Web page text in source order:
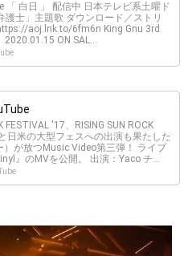
「 白日 」 配信中 日本テレビ系土曜ド
護士」主題歌 ダウンロード／ストリ
aoj.lnk.to/6fm6n King Gnu 3rd
2020.01.15 ON SAL...
FESTIVAL '17、RISING SUN ROCK
日米の大型フェスへの出演も果たした
）が放つMusic Video第三弾！ ライブ
』のMVを公開。 出演：Yaco チ...